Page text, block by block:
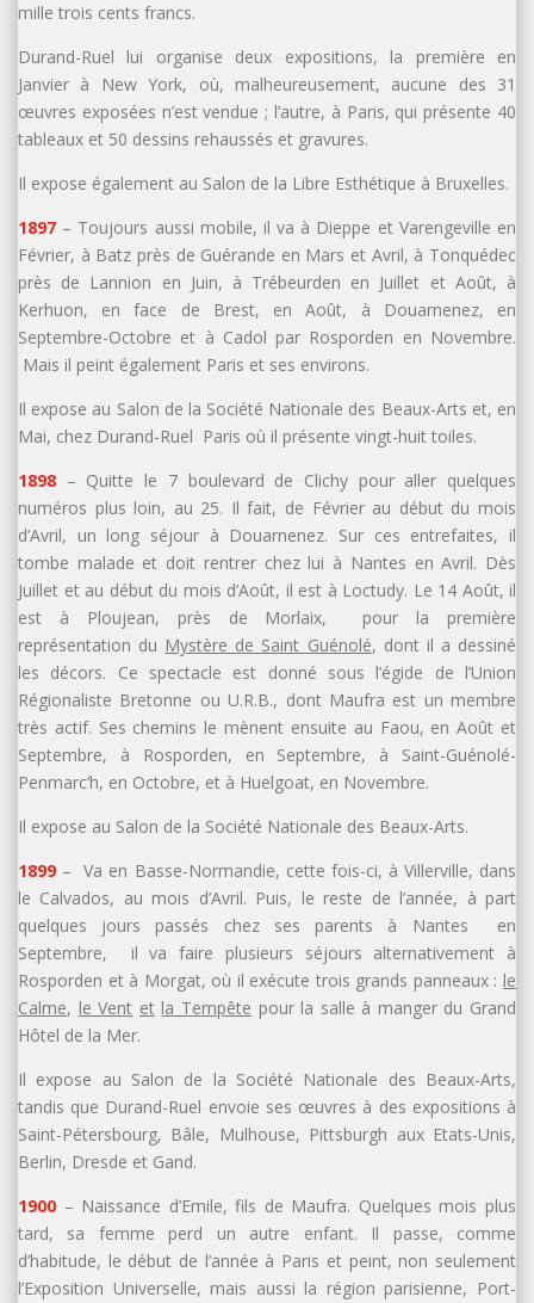
mille trois cents francs.
Durand-Ruel lui organise deux expositions, la première en
Janvier à New York, où, malheureusement, aucune des 31
œuvres exposées n’est vendue ; l’autre, à Paris, qui présente 40
tableaux et 50 dessins rehaussés et gravures.
Il expose également au Salon de la Libre Esthétique à Bruxelles.
1897 – Toujours aussi mobile, il va à Dieppe et Varengeville en
Février, à Batz près de Guérande en Mars et Avril, à Tonquédec
près de Lannion en Juin, à Trébeurden en Juillet et Août, à
Kerhuon, en face de Brest, en Août, à Douarnenez, en
Septembre-Octobre et à Cadol par Rosporden en Novembre.
Mais il peint également Paris et ses environs.
Il expose au Salon de la Société Nationale des Beaux-Arts et, en
Mai, chez Durand-Ruel Paris où il présente vingt-huit toiles.
1898 – Quitte le 7 boulevard de Clichy pour aller quelques
numéros plus loin, au 25. Il fait, de Février au début du mois
d’Avril, un long séjour à Douarnenez. Sur ces entrefaites, il
tombe malade et doit rentrer chez lui à Nantes en Avril. Dès
Juillet et au début du mois d’Août, il est à Loctudy. Le 14 Août, il
est à Ploujean, près de Morlaix, pour la première
représentation du Mystère de Saint Guénolé, dont il a dessiné
les décors. Ce spectacle est donné sous l’égide de l’Union
Régionaliste Bretonne ou U.R.B., dont Maufra est un membre
très actif. Ses chemins le mènent ensuite au Faou, en Août et
Septembre, à Rosporden, en Septembre, à Saint-Guénolé-
Penmarc’h, en Octobre, et à Huelgoat, en Novembre.
Il expose au Salon de la Société Nationale des Beaux-Arts.
1899 – Va en Basse-Normandie, cette fois-ci, à Villerville, dans
le Calvados, au mois d’Avril. Puis, le reste de l’année, à part
quelques jours passés chez ses parents à Nantes en
Septembre, il va faire plusieurs séjours alternativement à
Rosporden et à Morgat, où il exécute trois grands panneaux : le
Calme, le Vent et la Tempête pour la salle à manger du Grand
Hôtel de la Mer.
Il expose au Salon de la Société Nationale des Beaux-Arts,
tandis que Durand-Ruel envoie ses œuvres à des expositions à
Saint-Pétersbourg, Bâle, Mulhouse, Pittsburgh aux Etats-Unis,
Berlin, Dresde et Gand.
1900 – Naissance d’Emile, fils de Maufra. Quelques mois plus
tard, sa femme perd un autre enfant. Il passe, comme
d’habitude, le début de l’année à Paris et peint, non seulement
l’Exposition Universelle, mais aussi la région parisienne, Port-